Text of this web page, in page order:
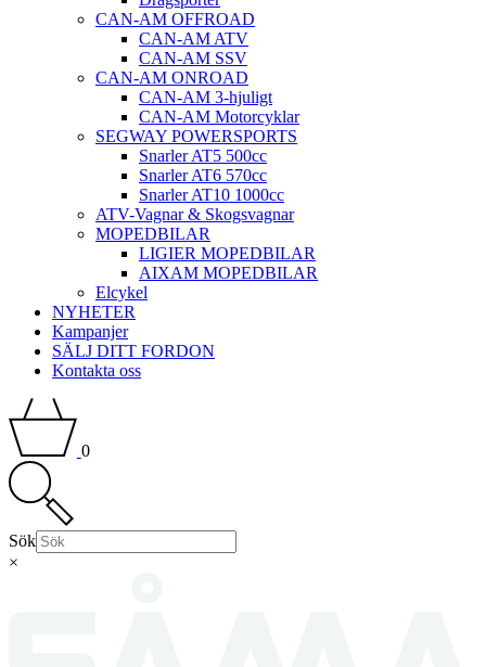
CAN-AM OFFROAD
CAN-AM ATV
CAN-AM SSV
CAN-AM ONROAD
CAN-AM 3-hjuligt
CAN-AM Motorcyklar
SEGWAY POWERSPORTS
Snarler AT5 500cc
Snarler AT6 570cc
Snarler AT10 1000cc
ATV-Vagnar & Skogsvagnar
MOPEDBILAR
LIGIER MOPEDBILAR
AIXAM MOPEDBILAR
Elcykel
NYHETER
Kampanjer
SÄLJ DITT FORDON
Kontakta oss
0
Sök
×